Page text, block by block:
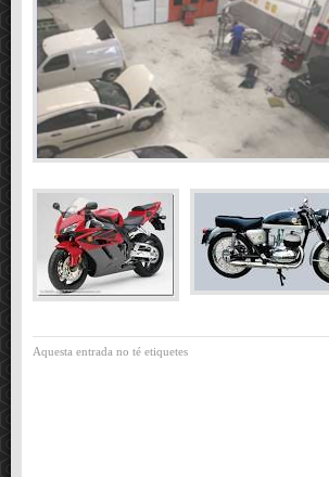
Aquesta entrada no té etiquetes